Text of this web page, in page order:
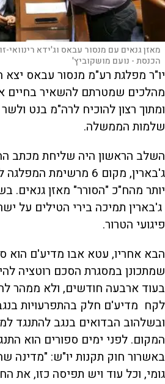
מאזן גנאים עם מנסור עבאס וג'ידא רינוואי-
הכנסת - נועם מושקוביץ'
יו"ר מפלגת רע"מ מנסור עבאס יצא
מהלכים שמטרתם להשאיר בחיים
ומתוך רצון להוכיח לרה"מ בנט
שלמות הממשלה.
השלב הראשון היה שליחת מכתב
ג'בארין, מקום 6
יותר מהח"כ "הסורר" מאזן גנאים.
ג'בארין תמיכה בירי הטילים על
פיגועי הטרור.
הבא אחריו, עטא אבו מדיע'ם הוא
שמתכונן במסגרת הסכם רוטציה
בעוד ארבעה חודשים, ולא ממהר
לקח מדיע'ם חלק בהתפרעויות
ובשלהוב הבדואים בנגב להתנגד
המקום. לפני ימים ספורים הוא
באשרור חוק תקנות יו"ש: "מדינה
גומי, וכל עוד ויש תפיסה כזו, את